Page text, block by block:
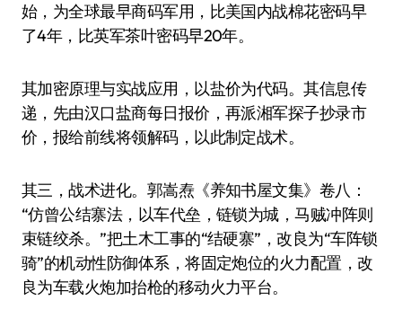
始，为全球最早商码军用，比美国内战棉花密码早
了4年，比英军茶叶密码早20年。
其加密原理与实战应用，以盐价为代码。其信息传
递，先由汉口盐商每日报价，再派湘军探子抄录市
价，报给前线将领解码，以此制定战术。
其三，战术进化。郭嵩焘《养知书屋文集》卷八：
“仿曾公结寨法，以车代垒，链锁为城，马贼冲阵则
束链绞杀。”把土木工事的“结硬寨”，改良为“车阵锁
骑”的机动性防御体系，将固定炮位的火力配置，改
良为车载火炮加抬枪的移动火力平台。